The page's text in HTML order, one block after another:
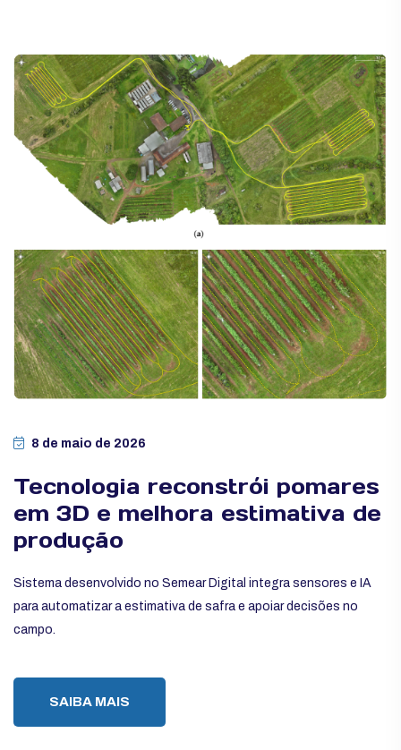
8 de maio de 2026
Tecnologia reconstrói pomares
em 3D e melhora estimativa de
produção
Sistema desenvolvido no Semear Digital integra sensores e IA
para automatizar a estimativa de safra e apoiar decisões no
campo.
SAIBA MAIS